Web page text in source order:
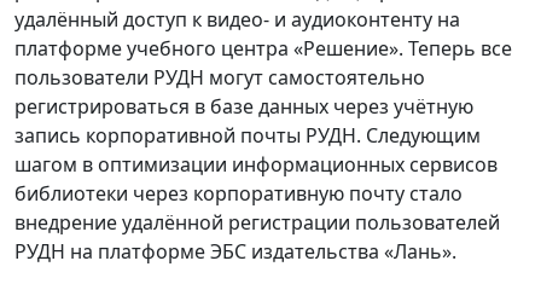
удалённый доступ к видео- и аудиоконтенту на
платформе учебного центра «Решение». Теперь все
пользователи РУДН могут самостоятельно
регистрироваться в базе данных через учётную
запись корпоративной почты РУДН. Следующим
шагом в оптимизации информационных сервисов
библиотеки через корпоративную почту стало
внедрение удалённой регистрации пользователей
РУДН на платформе ЭБС издательства «Лань».